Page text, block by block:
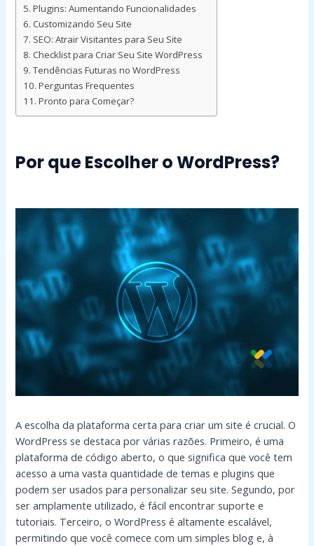
Plugins: Aumentando Funcionalidades
Customizando Seu Site
SEO: Atrair Visitantes para Seu Site
Checklist para Criar Seu Site WordPress
Tendências Futuras no WordPress
Perguntas Frequentes
Pronto para Começar?
Por que Escolher o WordPress?
A escolha da plataforma certa para criar um site é crucial. O
WordPress se destaca por várias razões. Primeiro, é uma
plataforma de código aberto, o que significa que você tem
acesso a uma vasta quantidade de temas e plugins que
podem ser usados para personalizar seu site. Segundo, por
ser amplamente utilizado, é fácil encontrar suporte e
tutoriais. Terceiro, o WordPress é altamente escalável,
permitindo que você comece com um simples blog e, à